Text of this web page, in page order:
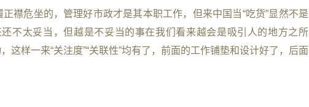
襟危坐的，管理好市政才是其本职工作，但来中国当“吃货”显然不是
不太妥当，但越是不妥当的事在我们看来越会是吸引人的地方之所
这样一来“关注度”“关联性”均有了，前面的工作铺垫和设计好了，后面